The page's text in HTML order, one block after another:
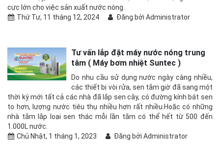
cực lớn cho việc sản xuất nước nóng.
Thứ Tư, 11 tháng 12, 2024
Đăng bởi Administrator
Tư vấn lắp đặt máy nước nóng trung
tâm ( Máy bơm nhiệt Suntec )
Do nhu cầu sử dụng nước ngày càng nhiều,
các thiết bị vòi rửa, sen tắm giờ đã sang một
thời kỳ mới tất cả các nhà đã lắp sen cây, có đường kính bát sen
to hơn, lượng nước tiêu thụ nhiều hơn rất nhiều.Hoặc có những
nhà tắm lắp loại sen thác mỗi lần tắm có thể hết từ 500 đến
1.000L nước.
Chủ Nhật, 1 tháng 1, 2023
Đăng bởi Administrator